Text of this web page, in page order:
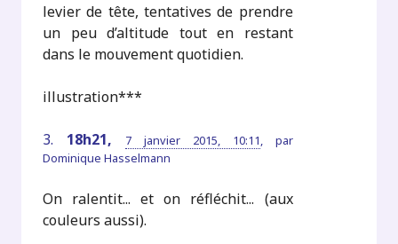
levier de tête, tentatives de prendre
un peu d’altitude tout en restant
dans le mouvement quotidien.
illustration***
3. 18h21, 7 janvier 2015, 10:11, par
Dominique Hasselmann
On ralentit... et on réfléchit... (aux
couleurs aussi).